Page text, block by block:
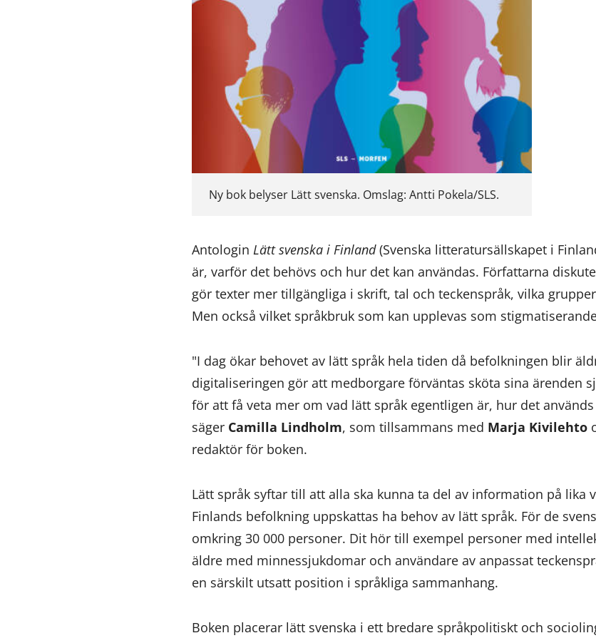
Ny bok belyser Lätt svenska. Omslag: Antti Pokela/SLS.
Antologin Lätt svenska i Finland(Svenska litteratursällskapet i
är, varför det behövs och hur det kan användas. Författarna
gör texter mer tillgängliga i skrift, tal och teckenspråk, vilka
Men också vilket språkbruk som kan upplevas som
"I dag ökar behovet av lätt språk hela tiden då befolkningen blir
digitaliseringen gör att medborgare förväntas sköta sina ärenden
för att få veta mer om vad lätt språk egentligen är, hur det
säger Camilla Lindholm, som tillsammans med Marja Kivilehto
redaktör för boken.
Lätt språk syftar till att alla ska kunna ta del av information på lika
Finlands befolkning uppskattas ha behov av lätt språk. För de
omkring 30 000 personer. Dit hör till exempel personer med
äldre med minnessjukdomar och användare av anpassat
en särskilt utsatt position i språkliga sammanhang.
Boken placerar lätt svenska i ett bredare språkpolitiskt och